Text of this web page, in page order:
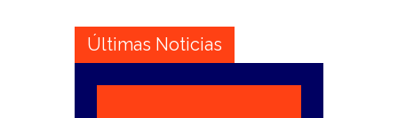
Últimas Noticias